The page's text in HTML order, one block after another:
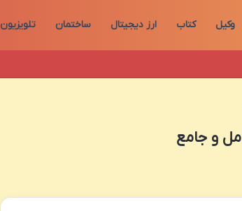
وکیل کتاب ارز دیجیتال ساختمان تلویزیون
و جامع